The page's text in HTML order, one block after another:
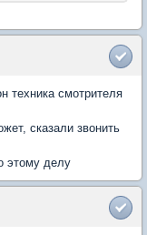
техника смотрителя
сказали звонить
этому делу